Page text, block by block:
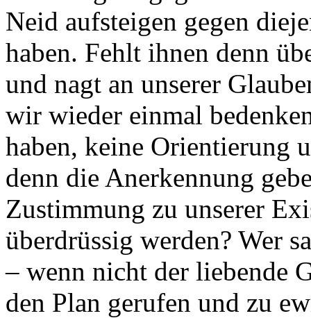
Neid aufsteigen gegen
haben. Fehlt ihnen denn
und nagt an unserer
wir wieder einmal
haben, keine Orientierung
denn die Anerkennung
Zustimmung zu unserer
überdrüssig werden? Wer
– wenn nicht der liebende
den Plan gerufen und zu